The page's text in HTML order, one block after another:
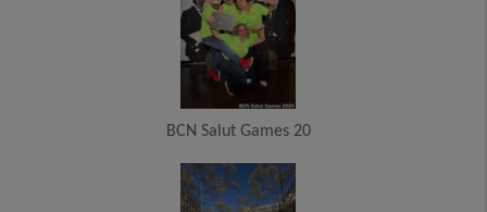
BCN Salut Games 20